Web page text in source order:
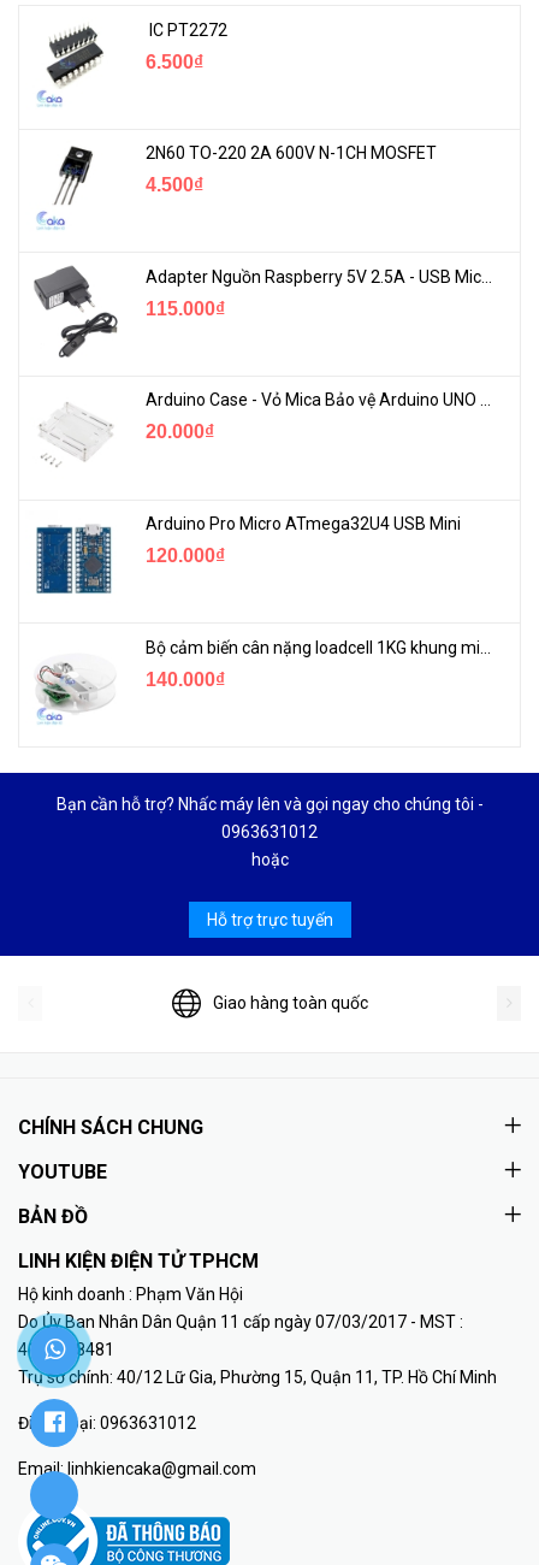
IC PT2272
6.500₫
2N60 TO-220 2A 600V N-1CH MOSFET
4.500₫
115.000₫
Arduino Case - Vỏ Mica Bảo vệ Arduino UNO R3
20.000₫
Arduino Pro Micro ATmega32U4 USB Mini
120.000₫
140.000₫
Bạn cần hỗ trợ? Nhấc máy lên và gọi ngay cho chúng tôi -
0963631012
hoặc
Hỗ trợ trực tuyến
Giao hàng toàn quốc
CHÍNH SÁCH CHUNG
YOUTUBE
BẢN ĐỒ
LINH KIỆN ĐIỆN TỬ TPHCM
Hộ kinh doanh : Phạm Văn Hội
Do Ủy Ban Nhân Dân Quận 11 cấp ngày 07/03/2017 - MST :
41K8018481
Trụ sở chính: 40/12 Lữ Gia, Phường 15, Quận 11, TP. Hồ Chí Minh
Điện thoại: 0963631012
Email: linhkiencaka@gmail.com